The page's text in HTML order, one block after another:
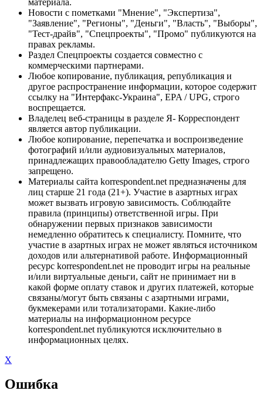
Новости с пометками "Мнение", "Экспертиза",
"Заявление", "Регионы", "Деньги", "Власть", "Выборы",
"Тест-драйв", "Спецпроекты", "Промо" публикуются на
правах рекламы.
Раздел Спецпроекты создается совместно с
коммерческими партнерами.
Любое копирование, публикация, републикация и
другое распространение информации, которое содержит
ссылку на "Интерфакс-Украина", EPA / UPG, строго
воспрещается.
Владелец веб-страницы в разделе Я- Корреспондент
является автор публикации.
Любое копирование, перепечатка и воспроизведение
фотографий и/или аудиовизуальных материалов,
принадлежащих правообладателю Getty Images, строго
запрещено.
Материалы сайта korrespondent.net предназначены для
лиц старше 21 года (21+). Участие в азартных играх
может вызвать игровую зависимость. Соблюдайте
правила (принципы) ответственной игры. При
обнаружении первых признаков зависимости
немедленно обратитесь к специалисту. Помните, что
участие в азартных играх не может являться источником
доходов или альтернативой работе. Информационный
ресурс korrespondent.net не проводит игры на реальные
и/или виртуальные деньги, сайт не принимает ни в
какой форме оплату ставок и других платежей, которые
связаны/могут быть связаны с азартными играми,
букмекерами или тотализаторами. Какие-либо
материалы на информационном ресурсе
korrespondent.net публикуются исключительно в
информационных целях.
X
Ошибка